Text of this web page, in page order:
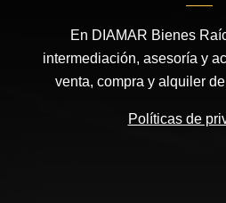
En DIAMAR Bienes
intermediación, asesoría y
venta, compra y alquiler
Políticas de